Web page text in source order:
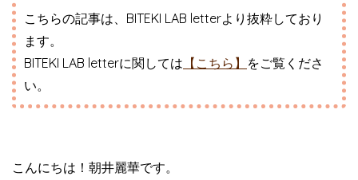
こちらの記事は、BITEKI LAB letterより抜粋しており
ます。
BITEKI LAB letterに関しては 【こちら】 をご覧くださ
い。
こんにちは！朝井麗華です。